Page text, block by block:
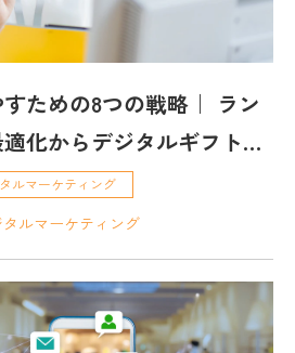
ための8つの戦略｜ ラン
化からデジタルギフト活
ルマーケティング
タルマーケティング